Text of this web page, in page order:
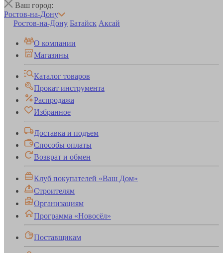
Ваш город:
Ростов-на-Дону
Ростов-на-Дону Батайск Аксай
О компании
Магазины
Каталог товаров
Прокат инструмента
Распродажа
Избранное
Доставка и подъем
Способы оплаты
Возврат и обмен
Клуб покупателей «Ваш Дом»
Строителям
Организациям
Программа «Новосёл»
Поставщикам